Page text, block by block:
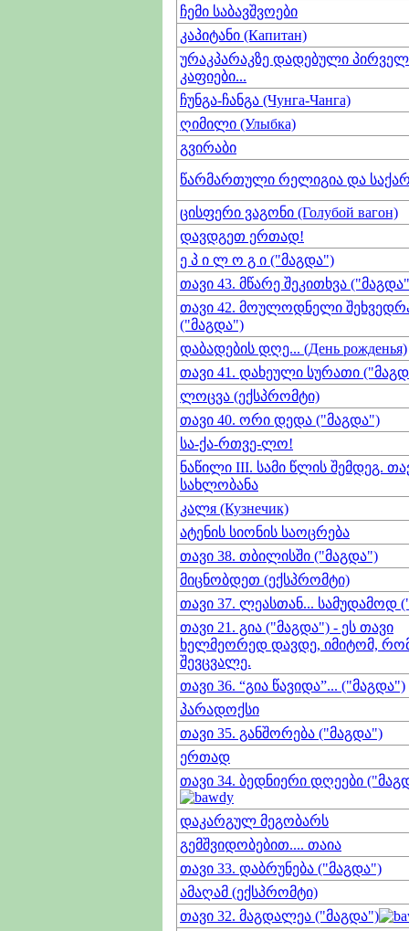
ჩემი საბავშვოები
კაპიტანი (Капитан)
ურაკპარაკზე დადებული
კაფიები...
ჩუნგა-ჩანგა (Чунга-Чанга)
ღიმილი (Улыбка)
გვირაბი
წარმართული რელიგია და
ცისფერი ვაგონი (Голубой вагон)
დავდგეთ ერთად!
ე პ ი ლ ო გ ი ("მაგდა")
თავი 43. მწარე შეკითხვა
თავი 42. მოულოდნელი
("მაგდა")
დაბადების დღე... (День рожденья)
თავი 41. დახეული სურათი
ლოცვა (ექსპრომტი)
თავი 40. ორი დედა ("მაგდა")
სა-ქა-რთვე-ლო!
ნაწილი III. სამი წლის შემდეგ.
სახლობანა
კალя (Кузнечик)
ატენის სიონის საოცრება
თავი 38. თბილისში ("მაგდა")
მიცნობდეთ (ექსპრომტი)
თავი 37. ლეასთან... სამუდამოდ
თავი 21. გია ("მაგდა") - ეს თავი
ხელმეორედ დავდე, იმიტომ, რომ
შევცვალე.
თავი 36. “გია წავიდა”... ("მაგდა")
პარადოქსი
თავი 35. განშორება ("მაგდა")
ერთად
თავი 34. ბედნიერი დღეები
დაკარგულ მეგობარს
გემშვიდობებით.... თაია
თავი 33. დაბრუნება ("მაგდა")
ამაღამ (ექსპრომტი)
თავი 32. მაგდალეა ("მაგდა")